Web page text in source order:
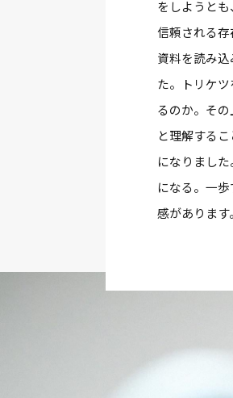
をしようと
信頼される
資料を読み
た。トリケ
るのか。そ
と理解する
になりまし
になる。一
感があります。